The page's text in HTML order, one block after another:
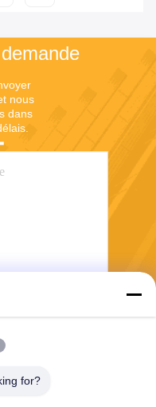
nous
dans
Envoyer
for?